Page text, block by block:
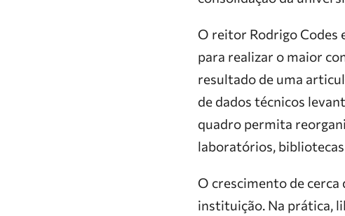
O reitor Rodrigo Codes
para realizar o maior
resultado de uma
de dados técnicos
quadro permita
laboratórios,
O crescimento de
instituição. Na prática,